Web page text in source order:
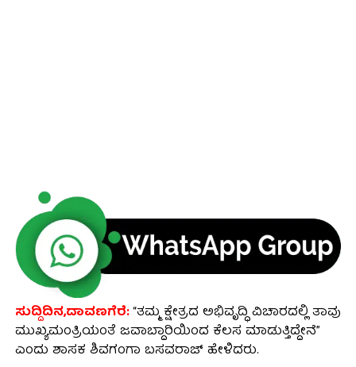
ಸುದ್ದಿದಿನ,ದಾವಣಗೆರೆ:“ತಮ್ಮ ಕ್ಷೇತ್ರದ ಅಭಿವೃದ್ಧಿ ವಿಚಾರದಲ್ಲಿ ತಾವು
ಮುಖ್ಯಮಂತ್ರಿಯಂತೆ ಜವಾಬ್ದಾರಿಯಿಂದ ಕೆಲಸ ಮಾಡುತ್ತಿದ್ದೇನೆ”
ಎಂದು ಶಾಸಕ ಶಿವಗಂಗಾ ಬಸವರಾಜ್ ಹೇಳಿದರು.